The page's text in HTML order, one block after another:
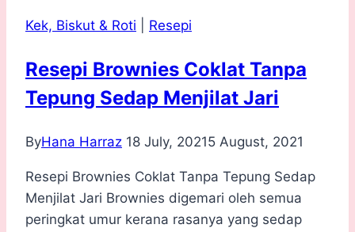
Mudah
Kek, Biskut & Roti Resepi
Resepi Brownies Coklat Tanpa
Tepung Sedap Menjilat Jari
ByHana Harraz 18 July, 20215 August, 2021
Resepi Brownies Coklat Tanpa Tepung Sedap
Menjilat Jari Brownies digemari oleh semua
peringkat umur kerana rasanya yang sedap